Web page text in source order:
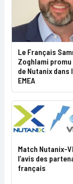
Le Français
Zoghlami
de Nutanix dans
EMEA
Match Nutanix-
l’avis des
français